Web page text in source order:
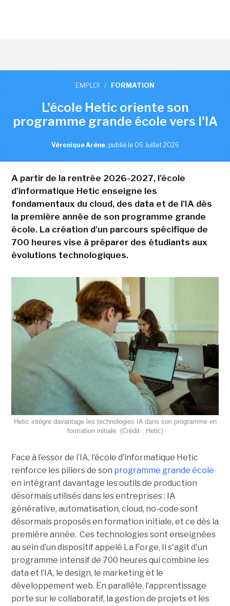
EMPLOI / FORMATION
L'école Hetic oriente son
programme grande école vers l'IA
Véronique Arène, publié le 06 Juillet 2026
A partir de la rentrée 2026-2027, l'école
d'informatique Hetic enseigne les
fondamentaux du cloud, des data et de l'IA dès
la première année de son programme grande
école. La création d'un parcours spécifique de
700 heures vise à préparer des étudiants aux
évolutions technologiques.
Hetic intègre davantage les technologies IA dans son programme en
formation initiale. (Crédit : Hetic)
Face à l’essor de l’IA, l’école d’informatique Hetic
renforce les piliers de son programme grande école
en intégrant davantage les outils de production
désormais utilisés dans les entreprises : IA
générative, automatisation, cloud, no-code sont
désormais proposés en formation initiale, et ce dès la
première année. Ces technologies sont enseignées
au sein d’un dispositif appelé La Forge, Il s'agit d'un
programme intensif de 700 heures qui combine les
data et l’IA, le design, le marketing et le
développement web. En parallèle, l’apprentissage
porte sur le collaboratif, la gestion de projets et les